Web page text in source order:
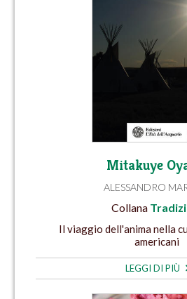
Mitakuye
ALESSANDRO
Collana
Il viaggio dell'anima nella
americani
LEGGI DI PIÙ